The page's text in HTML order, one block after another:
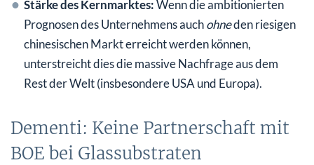
Stärke des Kernmarktes:Wenn die ambitionierten
Prognosen des Unternehmens auchohneden riesigen
chinesischen Markt erreicht werden können,
unterstreicht dies die massive Nachfrage aus dem
Rest der Welt (insbesondere USA und Europa).
Dementi: Keine Partnerschaft mit
BOE bei Glassubstraten